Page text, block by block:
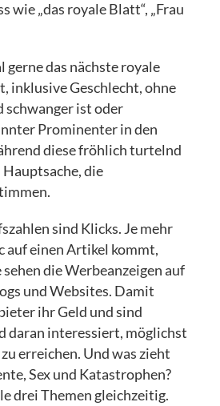
wie „das royale Blatt“, „Frau
gerne das nächste royale
inklusive Geschlecht, ohne
schwanger ist oder
Prominenter in den
diese fröhlich turtelnd
die
sind Klicks. Je mehr
auf einen Artikel kommt,
die Werbeanzeigen auf
und Websites. Damit
ihr Geld und sind
daran interessiert, möglichst
erreichen. Und was zieht
Sex und Katastrophen?
drei Themen gleichzeitig.